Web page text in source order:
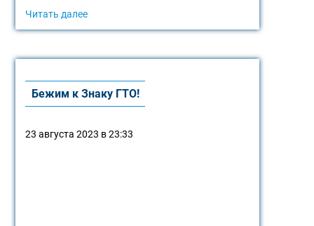
Читать далее
Бежим к Знаку ГТО!
23 августа 2023 в 23:33